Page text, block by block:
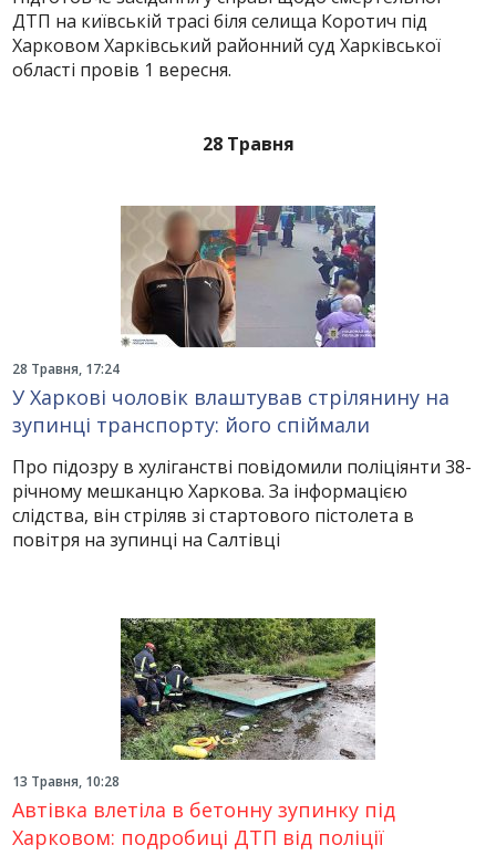
ДТП на київській трасі біля селища Коротич під
Харковом Харківський районний суд Харківської
області провів 1 вересня.
28 Травня
28 Травня, 17:24
У Харкові чоловік влаштував стрілянину на
зупинці транспорту: його спіймали
Про підозру в хуліганстві повідомили поліціянти 38-
річному мешканцю Харкова. За інформацією
слідства, він стріляв зі стартового пістолета в
повітря на зупинці на Салтівці
13 Травня, 10:28
Автівка влетіла в бетонну зупинку під
Харковом: подробиці ДТП від поліції